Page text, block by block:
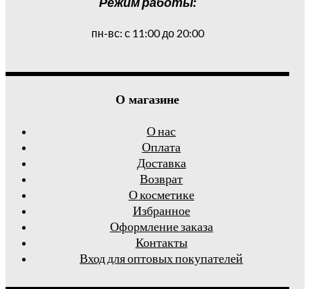
пн-вс: с 11:00 до 20:00
О магазине
О нас
Оплата
Доставка
Возврат
О косметике
Избранное
Оформление заказа
Контакты
Вход для оптовых покупателей